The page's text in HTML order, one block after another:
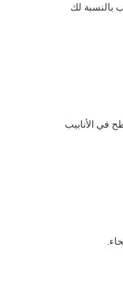
بالنسبة لك
في الأنابيب